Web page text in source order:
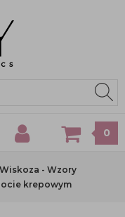
0
Wiskoza - Wzory
krepowym